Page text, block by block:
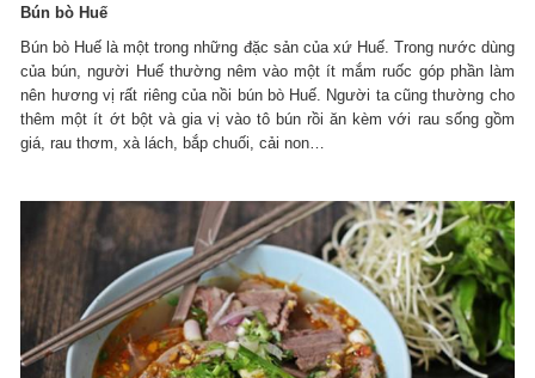
Bún bò Huế
Bún bò Huế là một trong những đặc sản của xứ Huế. Trong nước dùng
của bún, người Huế thường nêm vào một ít mắm ruốc góp phần làm
nên hương vị rất riêng của nồi bún bò Huế. Người ta cũng thường cho
thêm một ít ớt bột và gia vị vào tô bún rồi ăn kèm với rau sống gồm
giá, rau thơm, xà lách, bắp chuối, cải non…